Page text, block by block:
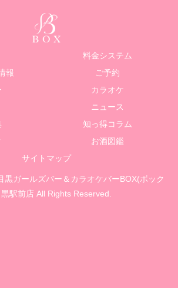
料金システム
報
ご予約
カラオケ
ニュース
知っ得コラム
お酒図鑑
サイトマップ
ガールズバー＆カラオケバーBOX(ボック
駅前店 All Rights Reserved.